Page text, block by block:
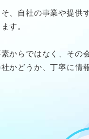
、自社の事業や提
す。
からではなく、そ
かどうか、丁寧に情